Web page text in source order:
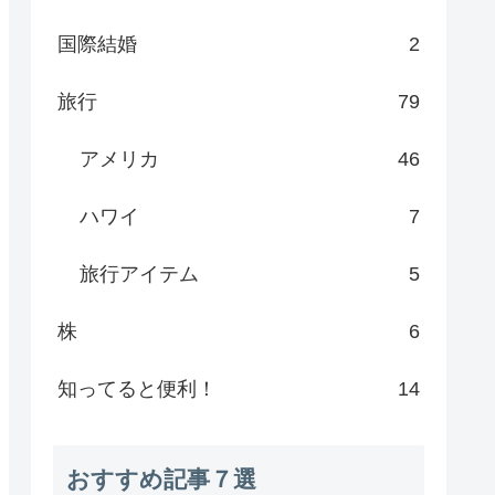
国際結婚 2
旅行 79
アメリカ 46
ハワイ 7
旅行アイテム 5
株 6
知ってると便利！ 14
おすすめ記事７選